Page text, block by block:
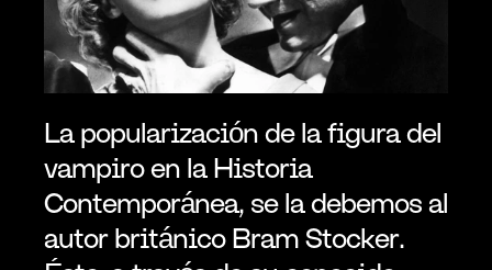
La popularización de la figura del
vampiro en la Historia
Contemporánea, se la debemos al
autor británico Bram Stocker.